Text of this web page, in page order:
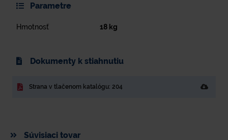
Parametre
Hmotnosť 18kg
Dokumenty k stiahnutiu
Strana v tlačenom katalógu: 204
Súvisiaci tovar